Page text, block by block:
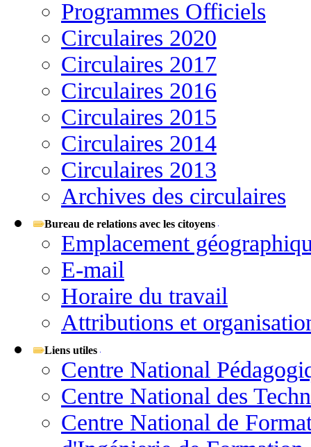
Programmes Officiels
Circulaires 2020
Circulaires 2017
Circulaires 2016
Circulaires 2015
Circulaires 2014
Circulaires 2013
Archives des circulaires
Bureau de relations avec les citoyens
Emplacement
E-mail
Horaire du travail
Attributions et
Liens utiles
Centre National
Centre National des
Centre National de